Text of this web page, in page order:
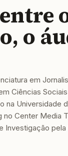
o
em
Ciências
na Universidade
Center Media
Investigação